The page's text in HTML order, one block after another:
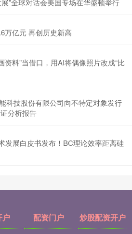
展”全球对话会美国专场在华盛顿举行
万亿元 再创历史新高
资料”当借口，用AI将偶像照片改成“比
科技股份有限公司向不特定对象发行
分析报告
发展白皮书发布！BC理论效率距离硅
户 配资门户 炒股配资开户